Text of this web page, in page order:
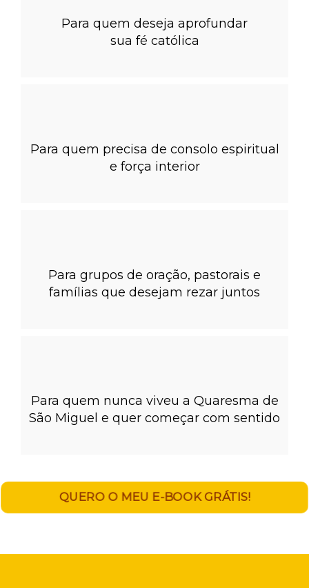
Para quem deseja aprofundar
sua fé católica
Para quem precisa de consolo espiritual
e força interior
Para grupos de oração, pastorais e
famílias que desejam rezar juntos
Para quem nunca viveu a Quaresma de
São Miguel e quer começar com sentido
QUERO O MEU E-BOOK GRÁTIS!